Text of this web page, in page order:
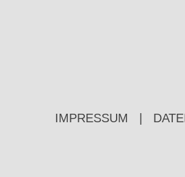
IMPRESSUM